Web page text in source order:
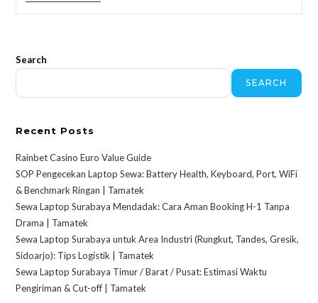
Search
SEARCH
Recent Posts
Rainbet Casino Euro Value Guide
SOP Pengecekan Laptop Sewa: Battery Health, Keyboard, Port, WiFi
& Benchmark Ringan | Tamatek
Sewa Laptop Surabaya Mendadak: Cara Aman Booking H-1 Tanpa
Drama | Tamatek
Sewa Laptop Surabaya untuk Area Industri (Rungkut, Tandes, Gresik,
Sidoarjo): Tips Logistik | Tamatek
Sewa Laptop Surabaya Timur / Barat / Pusat: Estimasi Waktu
Pengiriman & Cut-off | Tamatek